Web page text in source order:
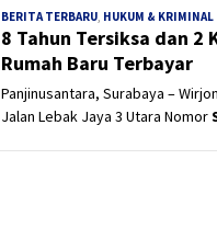
BERITA TERBARU, HUKUM & KRIMINAL
8 Tahun Tersiksa dan 2
Rumah Baru Terbayar
Panjinusantara, Surabaya –
Jalan Lebak Jaya 3 Utara Nomor